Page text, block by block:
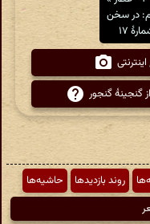
در سخن
۱۷
گنجینهٔ گنجور
روند بازدیدها
حاشیه‌ها